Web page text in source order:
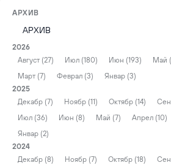
АРХИВ
2026
Август (27)
Июл (180) Июн (193) Май
Март (7)
Феврал (3)
Январ (3)
2025
Декабр (7)
Ноябр (11) Октябр (14)
Июл (36)
Июн (8) Май (7) Апрел (10)
Январ (2)
2024
Декабр (8)
Ноябр (7) Октябр (18)